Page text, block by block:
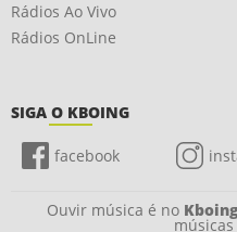
Rádios Ao Vivo
Rádios OnLine
SIGA O KBOING
facebook
Ouvir música é no Kboing